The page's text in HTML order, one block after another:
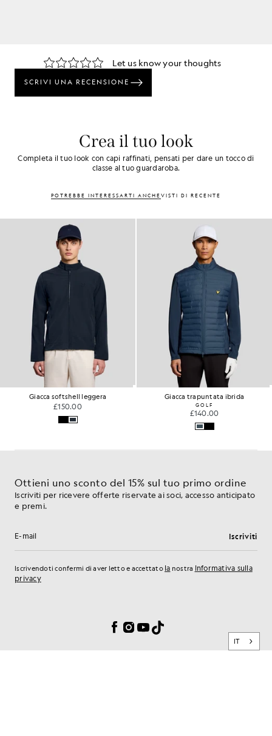
Crea il tuo look
Completa il tuo look con capi raffinati, pensati per dare un tocco di
classe al tuo guardaroba.
POTREBBE INTERESSARTI ANCHEVISTI DI RECENTE
Giacca softshell leggera
£150.00
Giacca trapuntata ibrida
GOLF
£140.00
Ottieni uno sconto del 15% sul tuo primo ordine
Iscriviti per ricevere offerte riservate ai soci, accesso anticipato
e premi.
Indirizzo e-mail Iscriviti
Iscrivendoti confermi di aver letto e accettato la nostra Informativa sulla
privacy
Facebook
Instagram
YouTube
TikTok
IT